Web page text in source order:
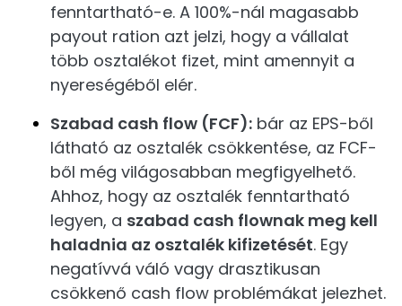
fenntartható-e. A 100%-nál magasabb
payout ration azt jelzi, hogy a vállalat
több osztalékot fizet, mint amennyit a
nyereségéből elér.
Szabad cash flow (FCF): bár az EPS-ből
látható az osztalék csökkentése, az FCF-
ből még világosabban megfigyelhető.
Ahhoz, hogy az osztalék fenntartható
legyen, a szabad cash flownak meg kell
haladnia az osztalék kifizetését. Egy
negatívvá váló vagy drasztikusan
csökkenő cash flow problémákat jelezhet.